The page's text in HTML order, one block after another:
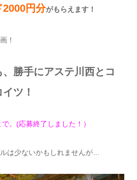
2000円分がもらえます！
！
勝手にアステ川西とコ
ツ！
。(応募終了しました！）
は少ないかもしれませんが…